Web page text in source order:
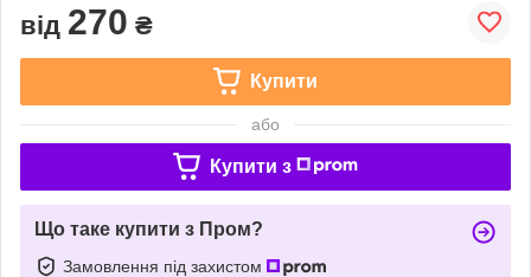
від 270 ₴
Купити
або
Купити з
Що таке купити з Пром?
Замовлення під захистом